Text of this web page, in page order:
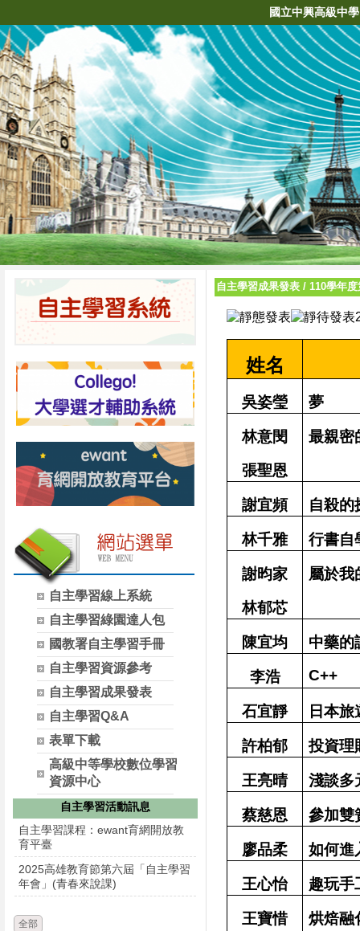
國立中興高級中學
自主學習線上系統
自主學習綠園達人包
國教署自主學習手冊
自主學習資源參考
自主學習成果發表
自主學習Q&A
表單下載
高級中等學校數位學習
資源中心
自主學習活動訊息
自主學習課程：ewant育網開放教
育平臺
2025高雄教育節第六屆「自主學習
年會」(青春來說課)
全部
自主學習成果發表 / 110學年
姓名
吳姿瑩 夢
林意閔
張聖恩
最親密
謝宜頻 自殺的
林千雅 行書自
謝昀家
林郁芯
屬於
陳宜均 中藥的
李浩 C++
石宜靜 日本
許柏郁 投資理
王亮晴 淺談多
蔡慈恩 參加雙
廖品柔 如何進
王心怡 趣玩手
王寶惜
烘焙融